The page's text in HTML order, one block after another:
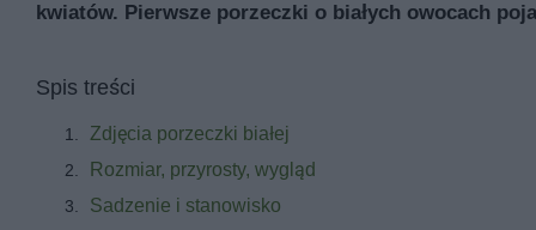
kwiatów. Pierwsze porzeczki o białych owocach
Spis treści
Zdjęcia porzeczki białej
Rozmiar, przyrosty, wygląd
Sadzenie i stanowisko